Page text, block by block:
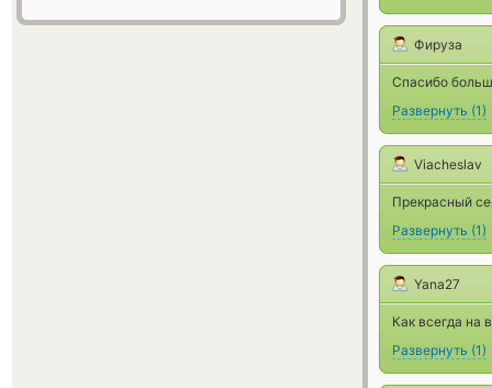
Фируза
Спасибо
Развернуть (1)
Viacheslav
Прекрасный
Развернуть (1)
Yana27
Как всегда на
Развернуть (1)